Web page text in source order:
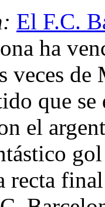
El F.C.
ha
veces de
que
el
recta